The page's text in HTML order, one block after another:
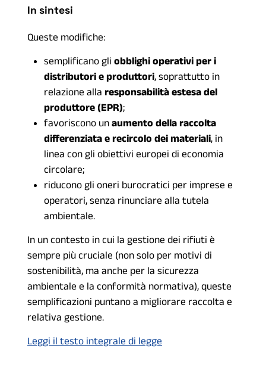
In sintesi
Queste modifiche:
semplificano gli obblighi operativi per i
distributori e produttori, soprattutto in
relazione alla responsabilità estesa del
produttore (EPR);
favoriscono un aumento della raccolta
differenziata e recircolo dei materiali, in
linea con gli obiettivi europei di economia
circolare;
riducono gli oneri burocratici per imprese e
operatori, senza rinunciare alla tutela
ambientale.
In un contesto in cui la gestione dei rifiuti è
sempre più cruciale (non solo per motivi di
sostenibilità, ma anche per la sicurezza
ambientale e la conformità normativa), queste
semplificazioni puntano a migliorare raccolta e
relativa gestione.
Leggi il testo integrale di legge